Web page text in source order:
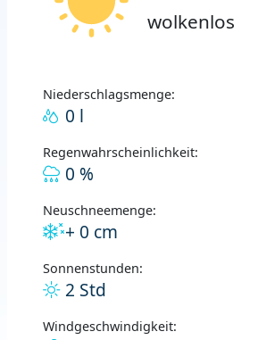
wolkenlos
Niederschlagsmenge:
0 l
Regenwahrscheinlichkeit:
0 %
Neuschneemenge:
+ 0 cm
Sonnenstunden:
2 Std
Windgeschwindigkeit: